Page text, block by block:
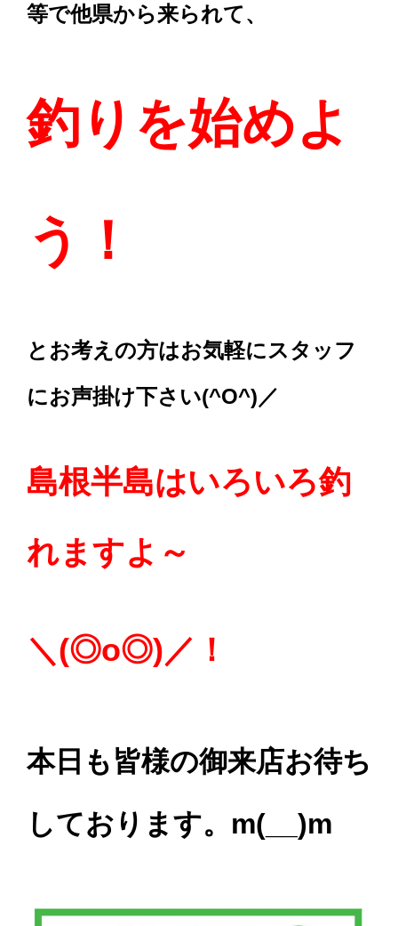
等で他県から来られて、
釣りを始めよ
う！
とお考えの方はお気軽にスタッフ
にお声掛け下さい(^O^)／
島根半島はいろいろ釣
れますよ～
＼(◎o◎)／！
本日も皆様の御来店お待ち
しております。m(__)m